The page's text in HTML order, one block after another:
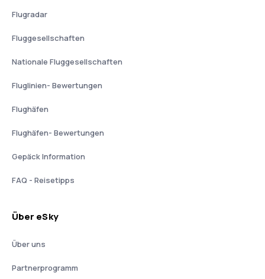
Flugradar
Fluggesellschaften
Nationale Fluggesellschaften
Fluglinien- Bewertungen
Flughäfen
Flughäfen- Bewertungen
Gepäck Information
FAQ - Reisetipps
Über eSky
Über uns
Partnerprogramm